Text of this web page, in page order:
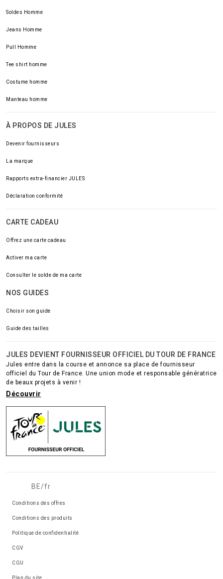
Soldes Homme
Jeans Homme
Pull Homme
Tee shirt homme
Costume homme
Manteau homme
À PROPOS DE JULES
Devenir fournisseurs
La marque
Rapports extra-financier JULES
Déclaration conformité
CARTE CADEAU
Offrez une carte cadeau
Activer ma carte
Consulter le solde de ma carte
NOS GUIDES
Choisir son guide
Guide des tailles
JULES DEVIENT FOURNISSEUR OFFICIEL DU TOUR DE FRANCE
Jules entre dans la course et annonce sa place de fournisseur
officiel du Tour de France. Une union mode et responsable génératrice
de beaux projets à venir !
Découvrir
BE/fr
Conditions des offres
Conditions des produits
Politique de confidentialité
CGV
CGU
Plan du site